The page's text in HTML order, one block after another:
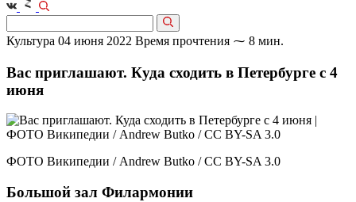
Культура 04 июня 2022 Время прочтения ⁓ 8 мин.
Вас приглашают. Куда сходить в Петербурге с 4
июня
ФОТО Википедии / Andrew Butko / CC BY-SA 3.0
Большой зал Филармонии